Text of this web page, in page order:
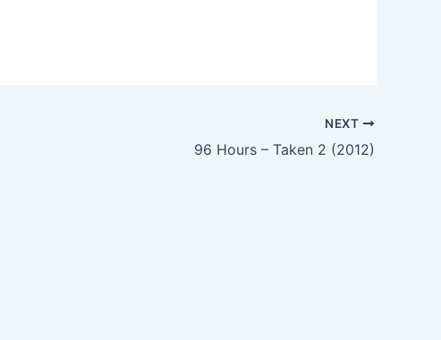
NEXT
96 Hours – Taken 2 (2012)